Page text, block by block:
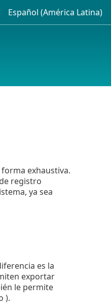
Español (América Latina)
exhaustiva.
registro
ya sea
es la
exportar
le permite
).